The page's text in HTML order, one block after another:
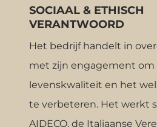
SOCIAAL & ETHISCH
VERANTWOORD
Het bedrijf handelt in
met zijn engagement om
levenskwaliteit en het
te verbeteren. Het werkt
AIDECO, de Italiaanse